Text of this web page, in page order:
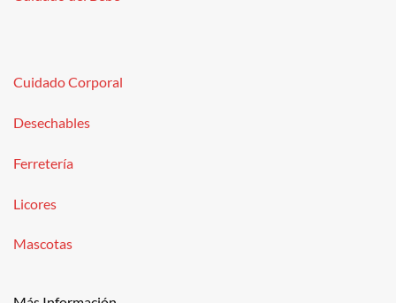
Cuidado Corporal
Desechables
Ferretería
Licores
Mascotas